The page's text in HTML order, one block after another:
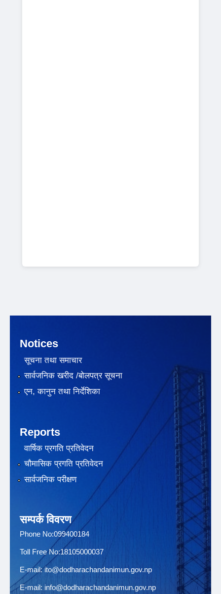
Notices
सूचना तथा समाचार
सार्वजनिक खरीद /बोलपत्र सूचना
एन, कानुन तथा निर्देशिका
Reports
वार्षिक प्रगति प्रतिवेदन
चौमासिक प्रगति प्रतिवेदन
सार्वजनिक परीक्षण
सम्पर्क विवरण
Phone No:099400184
Toll Free No:18105000037
E-mail:ito@dodharachandanimun.gov.np
E-mail: info@dodharachandanimun.gov.np